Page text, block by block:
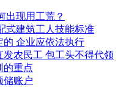
出现用工荒？
式建筑工人技能标准
的 企业应依法执行
农民工 包工头不得代领
的重点
储账户